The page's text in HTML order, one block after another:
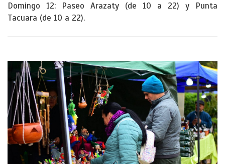
Domingo 12: Paseo Arazaty (de 10 a 22) y Punta
Tacuara (de 10 a 22).